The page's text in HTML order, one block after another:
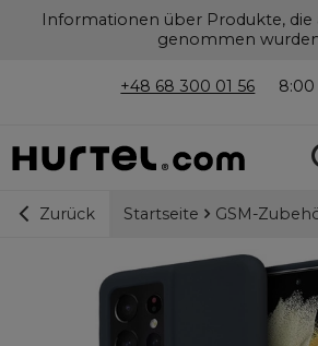
Informationen über Produkte, die
genommen
+48 68 300 01 56 8:00
Zurück Startseite GSM-